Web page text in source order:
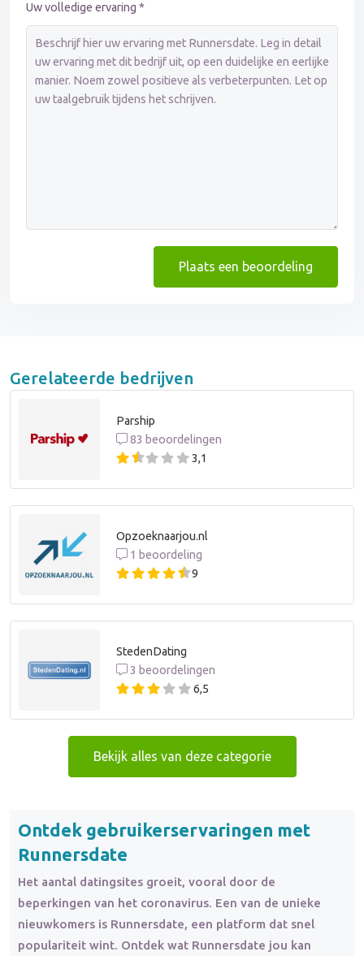
Uw volledige ervaring *
Plaats een beoordeling
Gerelateerde bedrijven
Parship
83 beoordelingen
3,1
Opzoeknaarjou.nl
1 beoordeling
9
StedenDating
3 beoordelingen
6,5
Bekijk alles van deze categorie
Ontdek gebruikerservaringen met
Runnersdate
Het aantal datingsites groeit, vooral door de
beperkingen van het coronavirus. Een van de unieke
nieuwkomers is Runnersdate, een platform dat snel
populariteit wint. Ontdek wat Runnersdate jou kan